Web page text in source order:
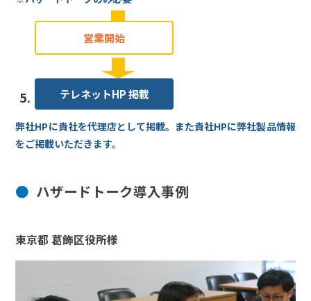
営業開始
5. テレネットHP 掲載
弊社HPに貴社を代理店として掲載。また貴社HPに弊社製品情報
をご掲載いただきます。
ハザードトーク導入事例
東京都 葛飾区役所様